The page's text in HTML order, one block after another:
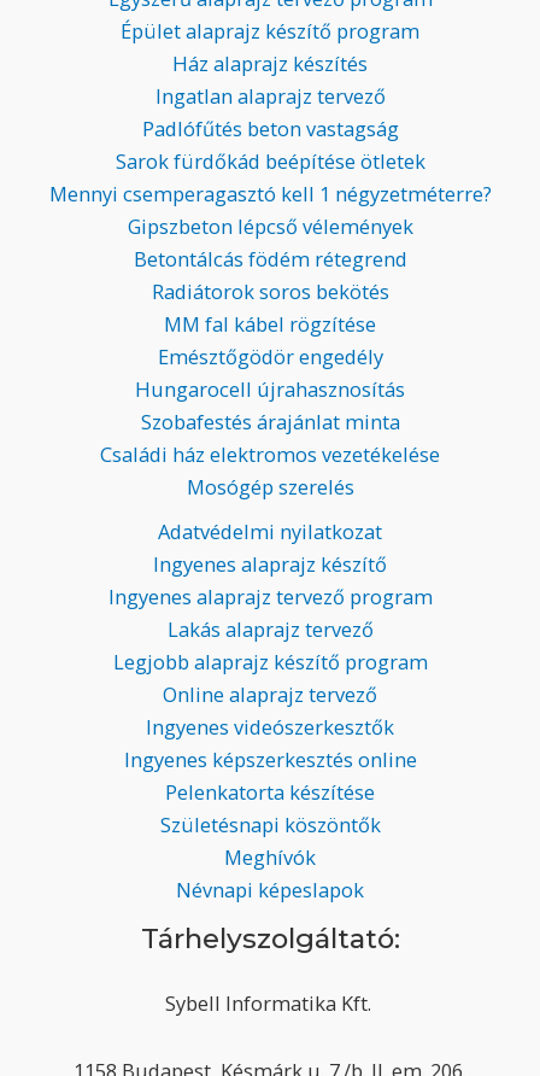
Épület alaprajz készítő program
Ház alaprajz készítés
Ingatlan alaprajz tervező
Padlófűtés beton vastagság
Sarok fürdőkád beépítése ötletek
Mennyi csemperagasztó kell 1 négyzetméterre?
Gipszbeton lépcső vélemények
Betontálcás födém rétegrend
Radiátorok soros bekötés
MM fal kábel rögzítése
Emésztőgödör engedély
Hungarocell újrahasznosítás
Szobafestés árajánlat minta
Családi ház elektromos vezetékelése
Mosógép szerelés
Adatvédelmi nyilatkozat
Ingyenes alaprajz készítő
Ingyenes alaprajz tervező program
Lakás alaprajz tervező
Legjobb alaprajz készítő program
Online alaprajz tervező
Ingyenes videószerkesztők
Ingyenes képszerkesztés online
Pelenkatorta készítése
Születésnapi köszöntők
Meghívók
Névnapi képeslapok
Tárhelyszolgáltató:
Sybell Informatika Kft.
1158 Budapest, Késmárk u. 7./b. II. em. 206.